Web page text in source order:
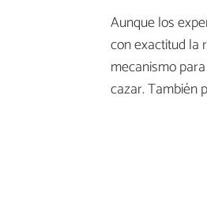
Aunque los
con exactitud la
mecanismo para
cazar. También